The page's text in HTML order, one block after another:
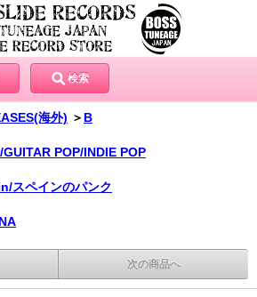
検索
海外) ＞ B
GUITAR POP/INDIE POP
スペインのパンク
次の商品へ